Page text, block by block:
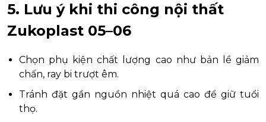
5. Lưu ý khi thi công nội thất
Zukoplast 05–06
Chọn phụ kiện chất lượng cao như bản lề giảm
chấn, ray bi trượt êm.
Tránh đặt gần nguồn nhiệt quá cao để giữ tuổi
thọ.